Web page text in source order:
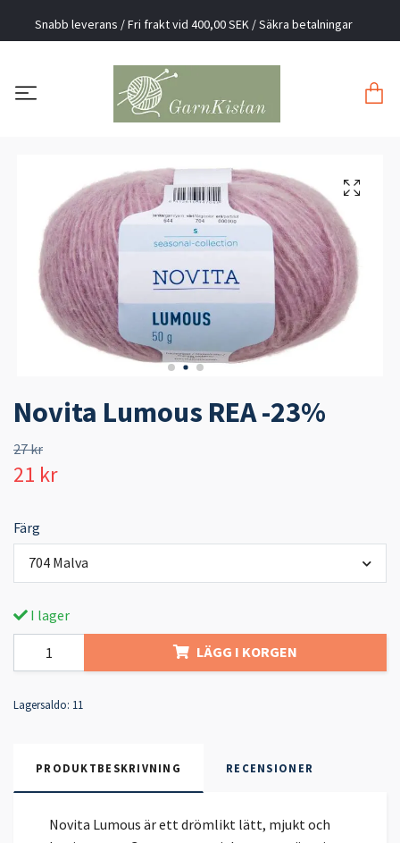
Snabb leverans / Fri frakt vid 400,00 SEK / Säkra betalningar
Novita Lumous REA -23%
27 kr
21 kr
Färg
704 Malva
I lager
LÄGG I KORGEN
Lagersaldo: 11
PRODUKTBESKRIVNING RECENSIONER
Novita Lumous är ett drömlikt lätt, mjukt och